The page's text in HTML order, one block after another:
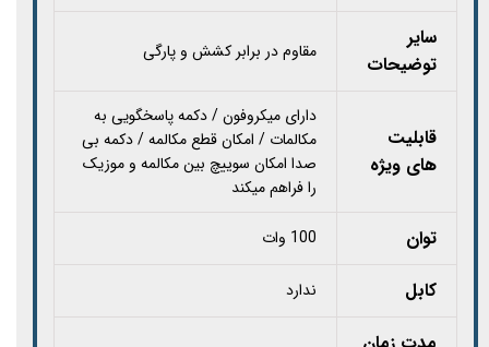
سایر
توضیحات
مقاوم در برابر کشش و پارگی
قابلیت
های ویژه
دارای میکروفون / دکمه پاسخگویی به
مکالمات / امکان قطع مکالمه / دکمه بی
صدا امکان سوییچ بین مکالمه و موزیک
را فراهم میکند
توان 100 وات
کابل ندارد